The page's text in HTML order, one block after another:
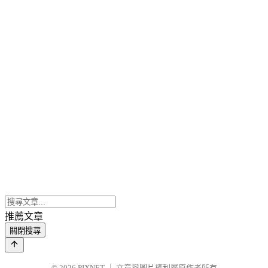
推薦文章
關閉搜尋